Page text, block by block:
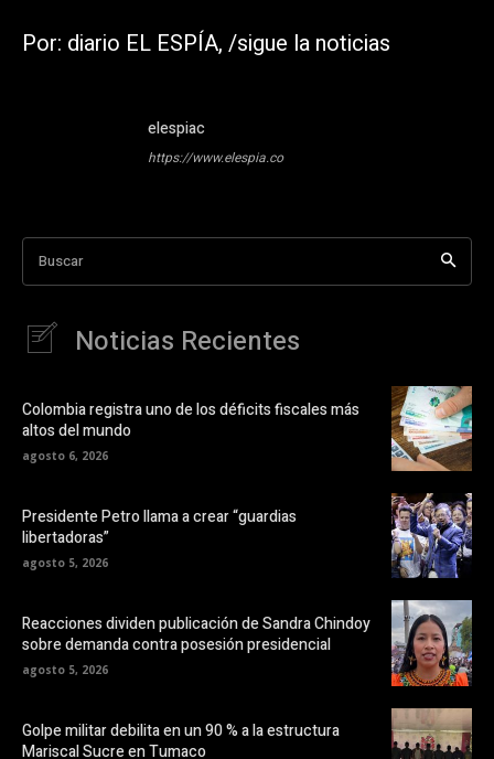
Por: diario EL ESPÍA, /sigue la noticias
elespiac
https://www.elespia.co
Buscar
Noticias Recientes
Colombia registra uno de los déficits fiscales más
altos del mundo
agosto 6, 2026
Presidente Petro llama a crear “guardias
libertadoras”
agosto 5, 2026
Reacciones dividen publicación de Sandra Chindoy
sobre demanda contra posesión presidencial
agosto 5, 2026
Golpe militar debilita en un 90 % a la estructura
Mariscal Sucre en Tumaco